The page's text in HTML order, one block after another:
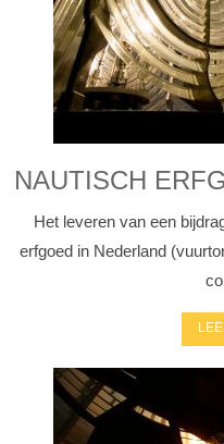
NAUTISCH
Het leveren van een
erfgoed in Nederland